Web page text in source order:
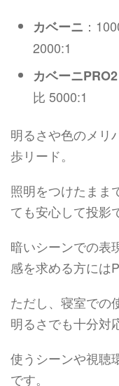
カベーニ ：
2000:1
カベーニPRO2
比 5000:1
明るさや色のメリ
歩リード。
照明をつけたまま
ても安心して投影
暗いシーンでの表
感を求める方には
ただし、寝室での
明るさでも十分対
使うシーンや視聴
です。